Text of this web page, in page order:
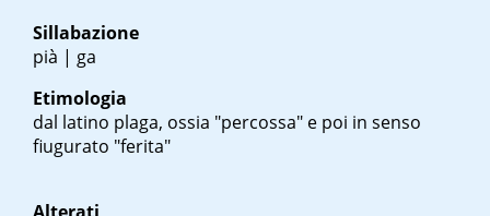
Sillabazione
pià | ga
Etimologia
dal latino plaga, ossia "percossa" e poi in senso
fiugurato "ferita"